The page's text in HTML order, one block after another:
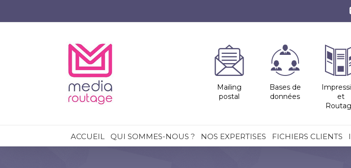
Mailing
postal
Bases de
données
et
ACCUEIL QUI SOMMES-NOUS ? NOS EXPERTISES FICHIERS CLIENTS